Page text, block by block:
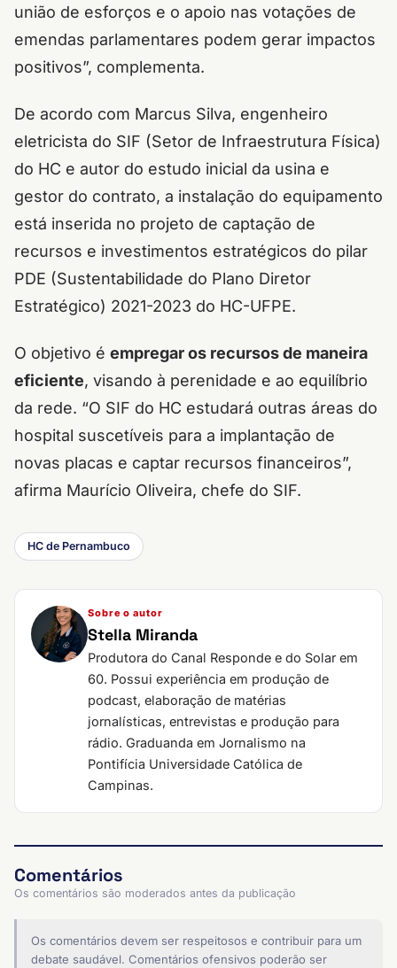
união de esforços e o apoio nas votações de
emendas parlamentares podem gerar impactos
positivos”, complementa.
De acordo com Marcus Silva, engenheiro
eletricista do SIF (Setor de Infraestrutura Física)
do HC e autor do estudo inicial da usina e
gestor do contrato, a instalação do equipamento
está inserida no projeto de captação de
recursos e investimentos estratégicos do pilar
PDE (Sustentabilidade do Plano Diretor
Estratégico) 2021-2023 do HC-UFPE.
O objetivo é empregar os recursos de maneira
eficiente, visando à perenidade e ao equilíbrio
da rede. “O SIF do HC estudará outras áreas do
hospital suscetíveis para a implantação de
novas placas e captar recursos financeiros”,
afirma Maurício Oliveira, chefe do SIF.
HC de Pernambuco
Sobre o autor
Stella Miranda
Produtora do Canal Responde e do Solar em
60. Possui experiência em produção de
podcast, elaboração de matérias
jornalísticas, entrevistas e produção para
rádio. Graduanda em Jornalismo na
Pontifícia Universidade Católica de
Campinas.
Comentários
Os comentários são moderados antes da publicação
Os comentários devem ser respeitosos e contribuir para um
debate saudável. Comentários ofensivos poderão ser